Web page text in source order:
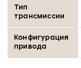
Тип
трансмиссии
Конфигурация
привода